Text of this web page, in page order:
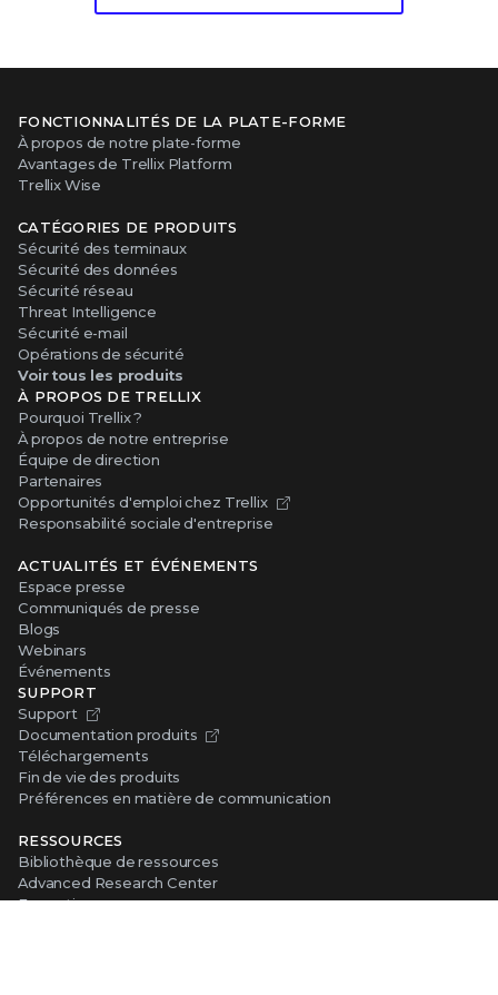
FONCTIONNALITÉS DE LA PLATE-FORME
À propos de notre plate-forme
Avantages de Trellix Platform
Trellix Wise
CATÉGORIES DE PRODUITS
Sécurité des terminaux
Sécurité des données
Sécurité réseau
Threat Intelligence
Sécurité e-mail
Opérations de sécurité
Voir tous les produits
À PROPOS DE TRELLIX
Pourquoi Trellix ?
À propos de notre entreprise
Équipe de direction
Partenaires
Opportunités d'emploi chez Trellix
Responsabilité sociale d'entreprise
ACTUALITÉS ET ÉVÉNEMENTS
Espace presse
Communiqués de presse
Blogs
Webinars
Événements
SUPPORT
Support
Documentation produits
Téléchargements
Fin de vie des produits
Préférences en matière de communication
RESSOURCES
Bibliothèque de ressources
Advanced Research Center
Formations